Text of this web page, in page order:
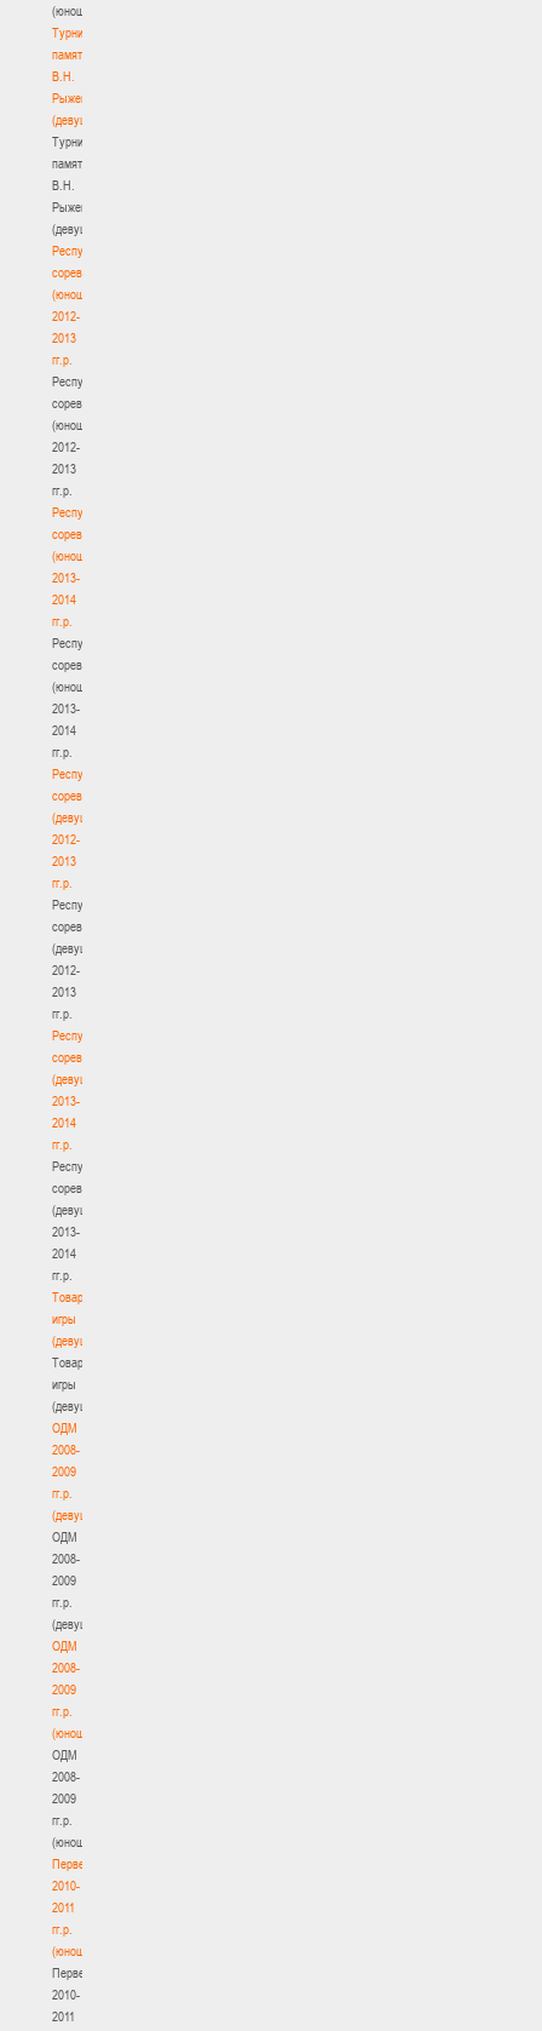
(юноши)
Турнир
памяти
В.Н.
Рыженкова
(девушки)
Турнир
памяти
В.Н.
Рыженкова
(девушки)
Республиканские
соревнования
(юноши)
2012-
2013
гг.р.
Республиканские
соревнования
(юноши)
2012-
2013
гг.р.
Республиканские
соревнования
(юноши)
2013-
2014
гг.р.
Республиканские
соревнования
(юноши)
2013-
2014
гг.р.
Республиканские
соревнования
(девушки)
2012-
2013
гг.р.
Республиканские
соревнования
(девушки)
2012-
2013
гг.р.
Республиканские
соревнования
(девушки)
2013-
2014
гг.р.
Республиканские
соревнования
(девушки)
2013-
2014
гг.р.
Товарищеские
игры
(девушки)
Товарищеские
игры
(девушки)
ОДМ
2008-
2009
гг.р.
(девушки)
ОДМ
2008-
2009
гг.р.
(девушки)
ОДМ
2008-
2009
гг.р.
(юноши)
ОДМ
2008-
2009
гг.р.
(юноши)
Первенство
2010-
2011
гг.р.
(юноши)
Первенство
2010-
2011